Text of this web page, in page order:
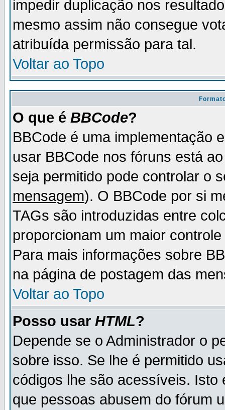
impedir duplicação nos
mesmo assim não consegue
atribuída permissão para tal.
Voltar ao Topo
O que é BBCode?
BBCode é uma implementação
usar BBCode nos fóruns está
seja permitido pode controlar o
mensagem). O BBCode por si
TAGs são introduzidas entre
proporcionam um maior
Para mais informações sobre
na página de postagem das
Voltar ao Topo
Posso usar HTML?
Depende se o Administrador o
sobre isso. Se lhe é permitido
códigos lhe são acessíveis.
que pessoas abusem do fórum